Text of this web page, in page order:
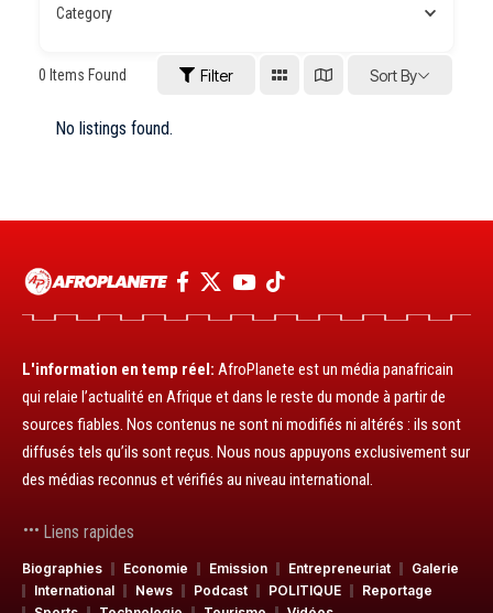
Category
0 Items Found Filter Sort By
No listings found.
L'information en temp réel: AfroPlanete est un média panafricain
qui relaie l’actualité en Afrique et dans le reste du monde à partir de
sources fiables. Nos contenus ne sont ni modifiés ni altérés : ils sont
diffusés tels qu’ils sont reçus. Nous nous appuyons exclusivement sur
des médias reconnus et vérifiés au niveau international.
Liens rapides
Biographies Economie Emission Entrepreneuriat
Galerie
International
News Podcast POLITIQUE
Reportage